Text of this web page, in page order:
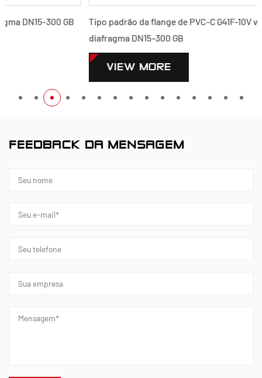
Tipo padrão da flange de PVC-C G41F-10V válvula de
diafragma DN15-300 GB
FEEDBACK DA MENSAGEM